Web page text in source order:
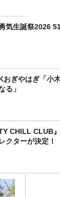
気生誕祭2026
おぎやはぎ「小
る」
CHILL CLUB
クターが決定！